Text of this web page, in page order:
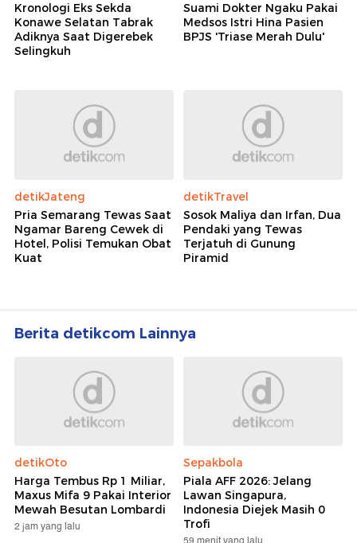
Kronologi Eks Sekda
Konawe Selatan Tabrak
Adiknya Saat Digerebek
Selingkuh
Suami Dokter Ngaku Pakai
Medsos Istri Hina Pasien
BPJS 'Triase Merah Dulu'
detikJateng
Pria Semarang Tewas Saat
Ngamar Bareng Cewek di
Hotel, Polisi Temukan Obat
Kuat
detikTravel
Sosok Maliya dan Irfan, Dua
Pendaki yang Tewas
Terjatuh di Gunung
Piramid
Berita detikcom Lainnya
detikOto
Harga Tembus Rp 1 Miliar,
Maxus Mifa 9 Pakai Interior
Mewah Besutan Lombardi
2 jam yang lalu
Sepakbola
Piala AFF 2026: Jelang
Lawan Singapura,
Indonesia Diejek Masih 0
Trofi